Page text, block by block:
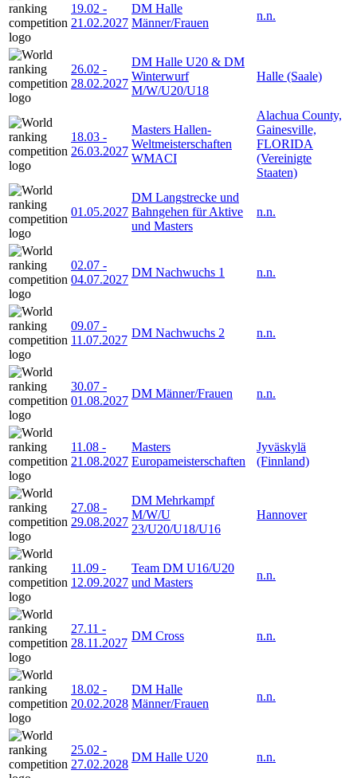
19.02 -
21.02.2027
DM Halle
Männer/Frauen
n.n.
26.02 -
28.02.2027
DM Halle U20 & DM
Winterwurf
M/W/U20/U18
Halle (Saale)
18.03 -
26.03.2027
Masters Hallen-
Weltmeisterschaften
WMACI
Alachua County,
Gainesville,
FLORIDA
(Vereinigte
Staaten)
01.05.2027
DM Langstrecke und
Bahngehen für Aktive
und Masters
n.n.
02.07 -
04.07.2027
DM Nachwuchs 1 n.n.
09.07 -
11.07.2027
DM Nachwuchs 2 n.n.
30.07 -
01.08.2027
DM Männer/Frauen n.n.
11.08 -
21.08.2027
Masters
Europameisterschaften
Jyväskylä
(Finnland)
27.08 -
29.08.2027
DM Mehrkampf
M/W/U
23/U20/U18/U16
Hannover
11.09 -
12.09.2027
Team DM U16/U20
und Masters
n.n.
27.11 -
28.11.2027
DM Cross n.n.
18.02 -
20.02.2028
DM Halle
Männer/Frauen
n.n.
25.02 -
27.02.2028
DM Halle U20 n.n.